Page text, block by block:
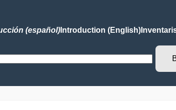
(español)Introduction (English)